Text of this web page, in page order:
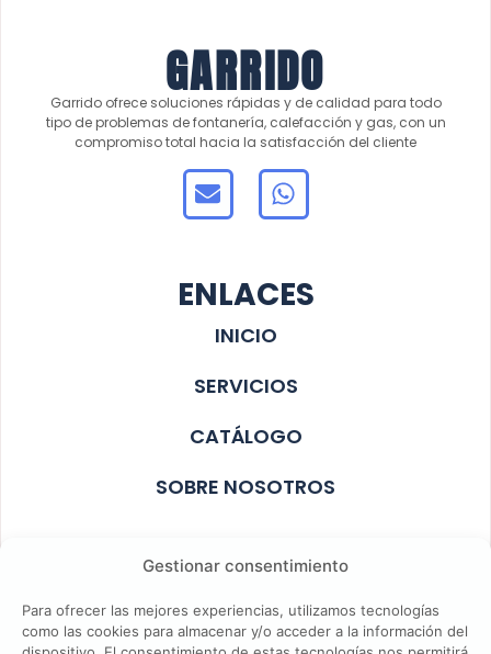
Gestionar consentimiento
Para ofrecer las mejores experiencias, utilizamos tecnologías
como las cookies para almacenar y/o acceder a la información del
GARRIDO
Garrido ofrece soluciones rápidas y de calidad para todo
tipo de problemas de fontanería, calefacción y gas, con un
compromiso total hacia la satisfacción del cliente
ENLACES
INICIO
SERVICIOS
CATÁLOGO
SOBRE NOSOTROS
lodosano@gmail.com